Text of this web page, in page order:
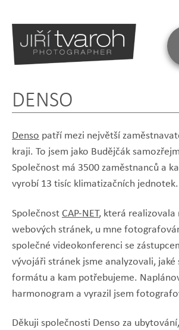
DENSO
Denso patří mezi největší
kraji. To jsem jako Budějčák
Společnost má 3500 zaměstnanců a
vyrobí 13 tisíc klimatizačních jednotek.
Společnost CAP-NET, která realizovala
webových stránek, u mne
společné videokonferenci se
vývojáři stránek jsme analyzovali, jaké
formátu a kam potřebujeme.
harmonogram a vyrazil jsem
Děkuji společnosti Denso za